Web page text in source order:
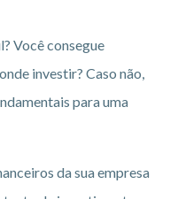
Você consegue
investir? Caso não,
para uma
da sua empresa